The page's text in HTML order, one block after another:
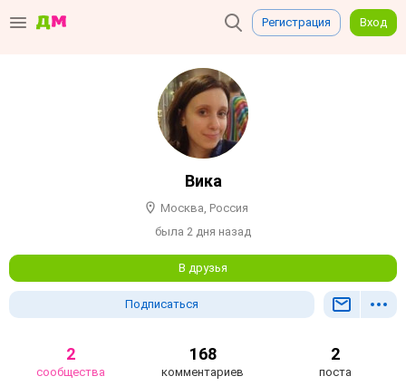
Регистрация Вход
Вика
Москва, Россия
была 2 дня назад
В друзья
Подписаться
2
сообщества
168
комментариев
2
поста